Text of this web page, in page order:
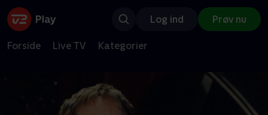
Log ind Prøv nu
Forside Live TV Kategorier